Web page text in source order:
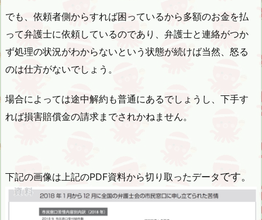
でも、依頼者側からすれば困っているから多額のお金を払
って弁護士に依頼しているのであり、弁護士と連絡がつか
ず処理の状況がわからないという状態が続けば当然、怒る
のは仕方がないでしょう。
場合によっては途中解約も普通にあるでしょうし、下手す
れば損害賠償金の請求までされかねません。
下記の画像は上記のPDF資料から切り取ったデータです。